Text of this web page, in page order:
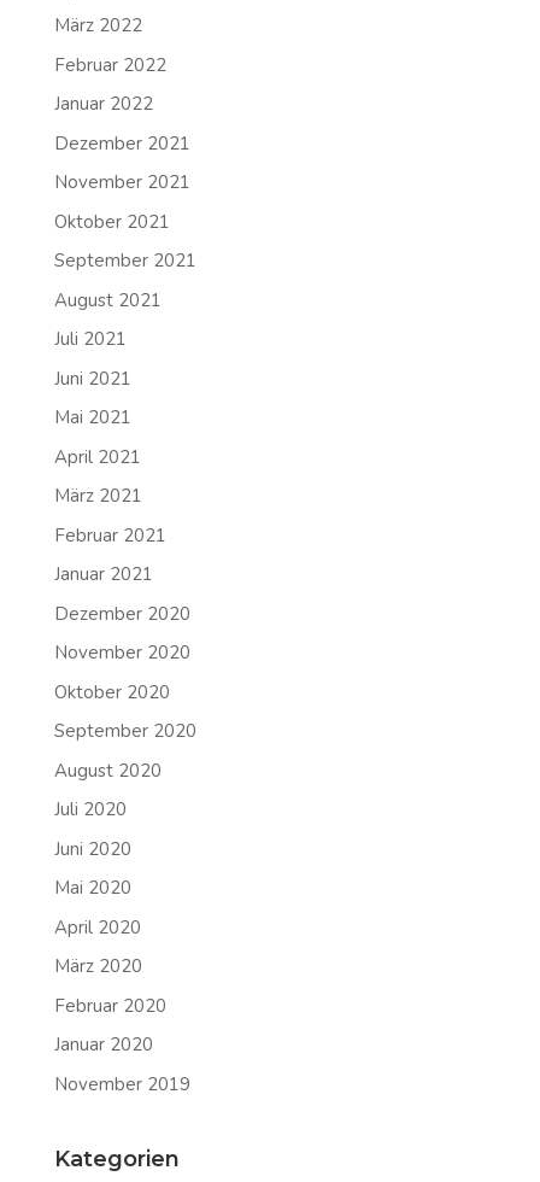
März 2022
Februar 2022
Januar 2022
Dezember 2021
November 2021
Oktober 2021
September 2021
August 2021
Juli 2021
Juni 2021
Mai 2021
April 2021
März 2021
Februar 2021
Januar 2021
Dezember 2020
November 2020
Oktober 2020
September 2020
August 2020
Juli 2020
Juni 2020
Mai 2020
April 2020
März 2020
Februar 2020
Januar 2020
November 2019
Kategorien